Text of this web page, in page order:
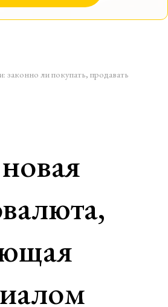
законно ли покупать, продавать